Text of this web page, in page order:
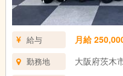
給与 月給
勤務地 大阪府茨木